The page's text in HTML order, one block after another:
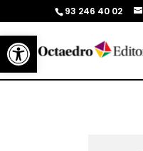
Abrir barra de herramientas
93 246 40 02